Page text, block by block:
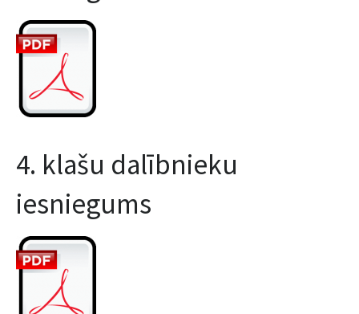
4. klašu dalībnieku
iesniegums